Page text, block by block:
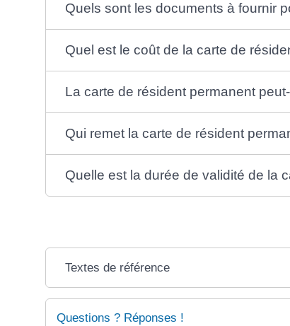
Quels sont les documents à fournir
Quel est le coût de la carte de
La carte de résident permanent
Qui remet la carte de résident
Quelle est la durée de validité de la
Textes de référence
Questions ? Réponses !